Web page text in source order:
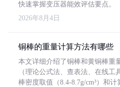
快速掌握变压器能效评估要点。
2026年8月4日
铜棒的重量计算方法有哪些
本文详细介绍了铜棒和黄铜棒重
（理论公式法、查表法、在线工
棒密度取值（8.4-8.7g/cm³）和